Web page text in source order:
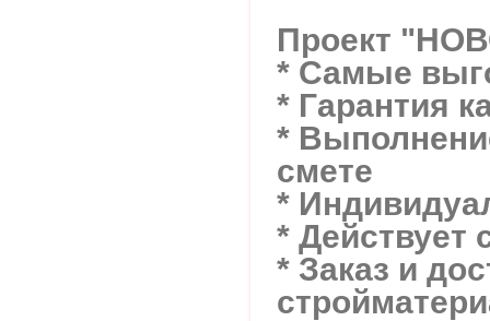
Проект
* Самые
* Гарантия
*
смете
*
* Действует
* Заказ и